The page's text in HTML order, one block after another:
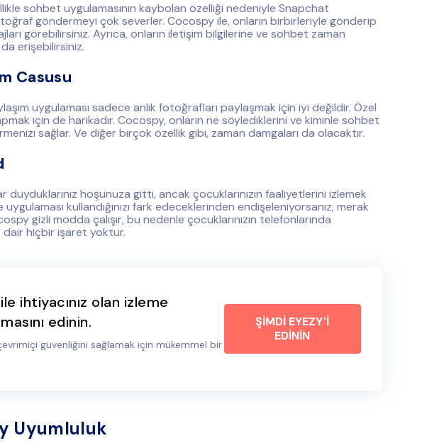
sohbet uygulamasının kaybolan özelliği nedeniyle Snapchat
göndermeyi çok severler. Cocospy ile, onların birbirleriyle gönderip
görebilirsiniz. Ayrıca, onların iletişim bilgilerine ve sohbet zaman
erişebilirsiniz.
Casusu
uygulaması sadece anlık fotoğrafları paylaşmak için iyi değildir. Özel
için de harikadır. Cocospy, onların ne söylediklerini ve kiminle sohbet
sağlar. Ve diğer birçok özellik gibi, zaman damgaları da olacaktır.
duyduklarınız hoşunuza gitti, ancak çocuklarınızın faaliyetlerini izlemek
kullandığınızı fark edeceklerinden endişeleniyorsanız, merak
gizli modda çalışır, bu nedenle çocuklarınızın telefonlarında
dair hiçbir işaret yoktur.
ihtiyacınız olan izleme
edinin.
güvenliğini sağlamak için mükemmel bir
ŞİMDİ EYEZY'İ
EDİNİN
Uyumluluk